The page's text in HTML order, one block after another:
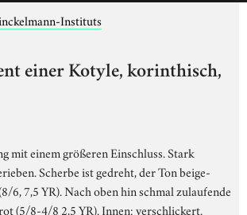
Instituts
einer Kotyle, korinthisch,
mit einem größeren Einschluss. Stark
Scherbe ist gedreht, der Ton beige-
6, 7,5 YR). Nach oben hin schmal zulaufende
(5/8-4/8 2,5 YR). Innen: verschlickert.